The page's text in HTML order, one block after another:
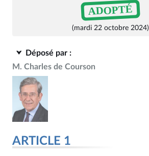
ADOPTÉ
(mardi 22 octobre 2024)
Déposé par :
M. Charles de Courson
ARTICLE 1